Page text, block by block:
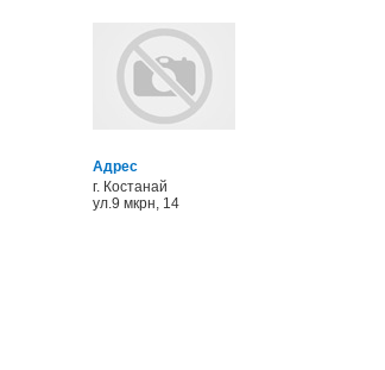
Адрес
г. Костанай
ул.9 мкрн, 14